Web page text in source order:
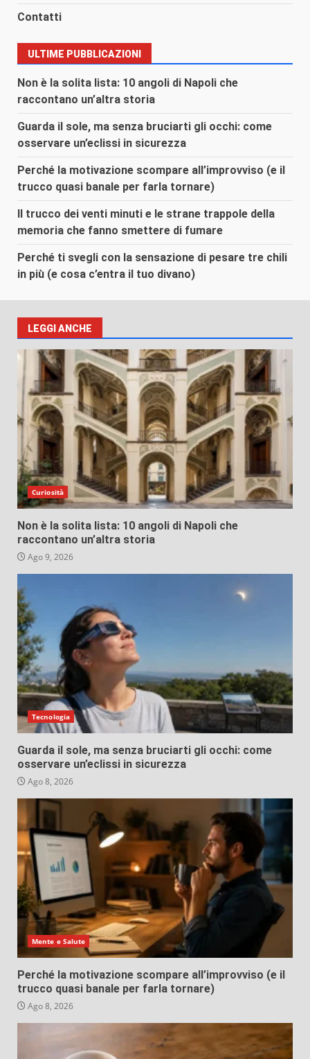
Contatti
ULTIME PUBBLICAZIONI
Non è la solita lista: 10 angoli di Napoli che
raccontano un’altra storia
Guarda il sole, ma senza bruciarti gli occhi: come
osservare un’eclissi in sicurezza
Perché la motivazione scompare all’improvviso (e il
trucco quasi banale per farla tornare)
Il trucco dei venti minuti e le strane trappole della
memoria che fanno smettere di fumare
Perché ti svegli con la sensazione di pesare tre chili
in più (e cosa c’entra il tuo divano)
LEGGI ANCHE
Curiosità
Non è la solita lista: 10 angoli di Napoli che
raccontano un’altra storia
Ago 9, 2026
Tecnologia
Guarda il sole, ma senza bruciarti gli occhi: come
osservare un’eclissi in sicurezza
Ago 8, 2026
Mente e Salute
Perché la motivazione scompare all’improvviso (e il
trucco quasi banale per farla tornare)
Ago 8, 2026